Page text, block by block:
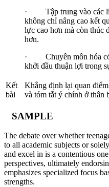
· Tập trung vào các
không chỉ nâng cao kết
lực cao hơn mà còn thúc
hơn.
· Chuyên môn hóa có
khởi đầu thuận lợi trong
Kết
bài
Khẳng định lại quan
và tóm tắt ý chính ở thân
SAMPLE
The debate over whether
to all academic subjects or
and excel in is a contentious
perspectives, ultimately
emphasizes specialized focus
strengths.